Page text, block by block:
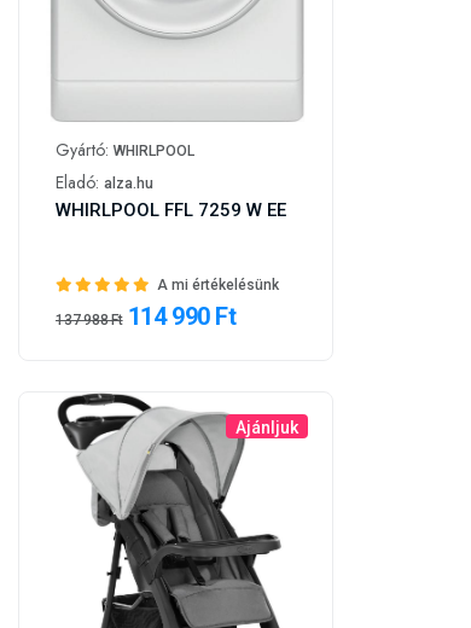
Gyártó: WHIRLPOOL
Eladó: alza.hu
WHIRLPOOL FFL 7259 W EE
A mi értékelésünk
137 988 Ft 114 990 Ft
Ajánljuk